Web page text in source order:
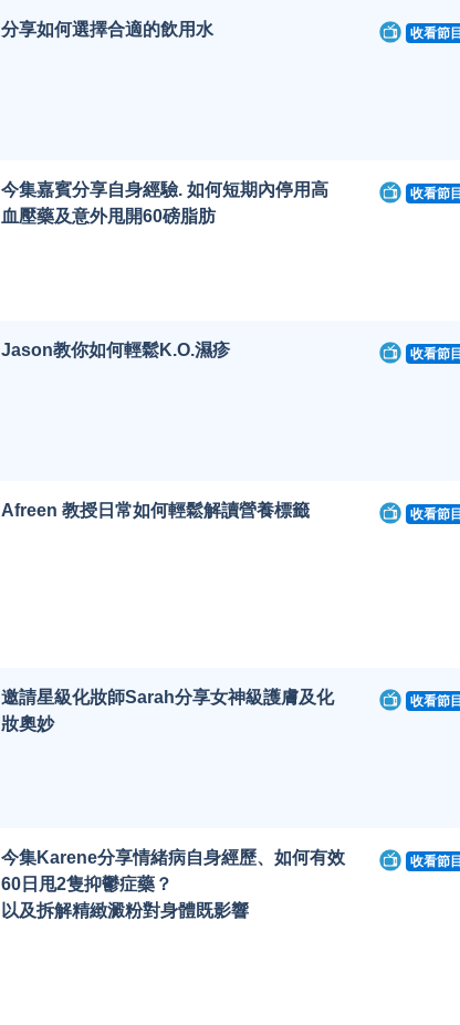
分享如何選擇合適的飲用水 收看節目
今集嘉賓分享自身經驗. 如何短期內停用高
血壓藥及意外甩開60磅脂肪
收看節目
Jason教你如何輕鬆K.O.濕疹 收看節目
Afreen 教授日常如何輕鬆解讀營養標籤 收看節目
邀請星級化妝師Sarah分享女神級護膚及化
妝奧妙
收看節目
今集Karene分享情緒病自身經歷、如何有效
60日甩2隻抑鬱症藥？
以及拆解精緻澱粉對身體既影響
收看節目